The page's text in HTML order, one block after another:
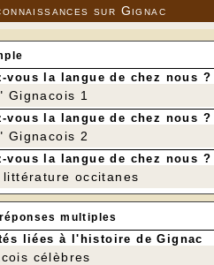
sur Gignac
vous la langue de chez nous ?
Gignacois 1
vous la langue de chez nous ?
Gignacois 2
vous la langue de chez nous ?
littérature occitanes
multiples
liées à l'histoire de Gignac
célèbres